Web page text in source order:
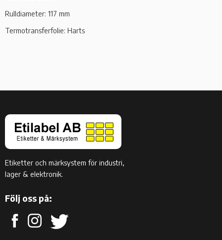
Rulldiameter: 117 mm
Termotransferfolie: Harts
Etiketter och märksystem för industri,
lager & elektronik.
Följ oss på: